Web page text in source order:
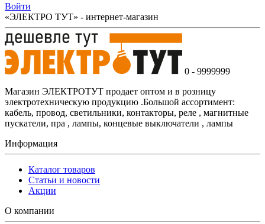
Войти
«ЭЛЕКТРО ТУТ» - интернет-магазин
0 - 9999999
Магазин ЭЛЕКТРОТУТ продает оптом и в розницу
электротехническую продукцию .Большой ассортимент:
кабель, провод, светильники, контакторы, реле , магнитные
пускатели, пра , лампы, концевые выключатели , лампы
Информация
Каталог товаров
Статьи и новости
Акции
О компании